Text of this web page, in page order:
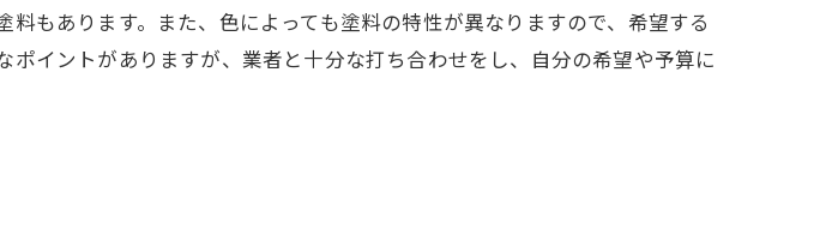
もあります。また、色によっても塗料の特性が異なりますので、希望する
イントがありますが、業者と十分な打ち合わせをし、自分の希望や予算に